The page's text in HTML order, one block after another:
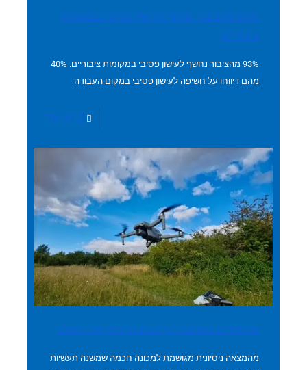
93% מהציבור נחשף לעישון פסיבי במקומות
ציבוריים
93% מהציבור נחשף לעישון פסיבי במקומות ציבוריים. 40%
מהם דיווחו על חשיפה לעישון פסיבי במקום העבודה
קראו עוד
מהשמיים באהבה: כך כבש הרחפן את העולם
מהמצאה ניסיונית מגושמת למכונה חכמה שמשנה תעשיות